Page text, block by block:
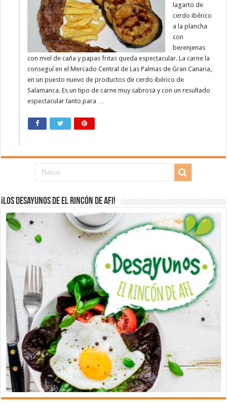
lagarto de
cerdo ibérico
a la plancha
con
berenjenas
con miel de caña y papas fritas queda espectacular. La carne la
conseguí en el Mercado Central de Las Palmas de Gran Canaria,
en un puesto nuevo de productos de cerdo ibérico de
Salamanca. Es un tipo de carne muy sabrosa y con un resultado
espectacular tanto para …
¡Los desayunos de El Rincón de Afi!